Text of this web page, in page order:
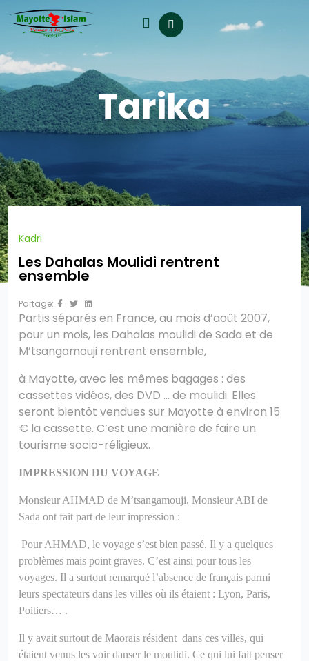
Tarika
?>
Kadri
Les Dahalas Moulidi rentrent
ensemble
Partage:
Partis séparés en France, au mois d’août 2007,
pour un mois, les Dahalas moulidi de Sada et de
M’tsangamouji rentrent ensemble,
à Mayotte, avec les mêmes bagages : des
cassettes vidéos, des DVD … de moulidi. Elles
seront bientôt vendues sur Mayotte à environ 15
€ la cassette. C’est une manière de faire un
tourisme socio-réligieux.
IMPRESSION DU VOYAGE
Monsieur AHMAD de M’tsangamouji, Monsieur ABI de
Sada ont fait part de leur impression :
Pour AHMAD, le voyage s’est bien passé. Il y a quelques
problèmes mais point graves. C’est ainsi pour tous les
voyages. Il a surtout remarqué l’absence de français parmi
leurs spectateurs dans les villes où ils étaient : Lyon, Paris,
Poitiers… .
Il y avait surtout de Maorais résident dans ces villes, qui
étaient venus les voir danser le moulidi. Ce qui lui fait penser